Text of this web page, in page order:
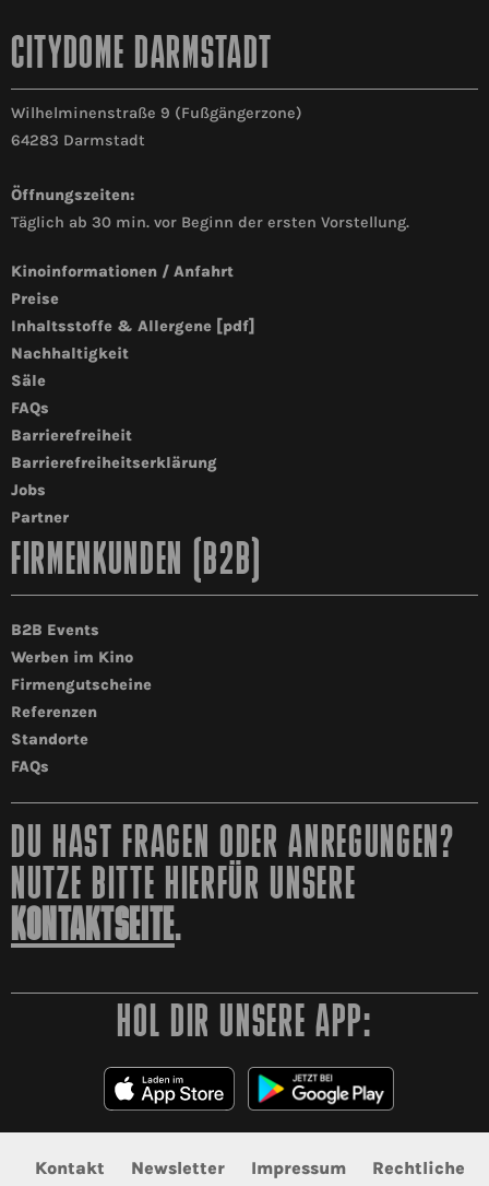
CITYDOME DARMSTADT
Wilhelminenstraße 9 (Fußgängerzone)
64283 Darmstadt
Öffnungszeiten:
Täglich ab 30 min. vor Beginn der ersten Vorstellung.
Kinoinformationen / Anfahrt
Preise
Inhaltsstoffe & Allergene [pdf]
Nachhaltigkeit
Säle
FAQs
Barrierefreiheit
Barrierefreiheitserklärung
Jobs
Partner
FIRMENKUNDEN (B2B)
B2B Events
Werben im Kino
Firmengutscheine
Referenzen
Standorte
FAQs
DU HAST FRAGEN ODER ANREGUNGEN?
NUTZE BITTE HIERFÜR UNSERE
KONTAKTSEITE.
HOL DIR UNSERE APP:
Kontakt Newsletter Impressum
Rechtliche